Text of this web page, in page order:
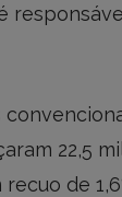
22,5
de